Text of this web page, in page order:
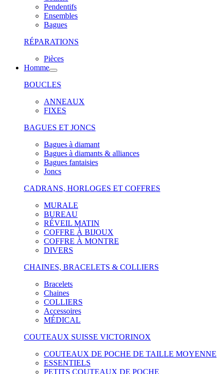
Pendentifs
Ensembles
Bagues
RÉPARATIONS
Pièces
Homme
BOUCLES
ANNEAUX
FIXES
BAGUES ET JONCS
Bagues à diamant
Bagues à diamants & alliances
Bagues fantaisies
Joncs
CADRANS, HORLOGES ET COFFRES
MURALE
BUREAU
RÉVEIL MATIN
COFFRE À BIJOUX
COFFRE À MONTRE
DIVERS
CHAINES, BRACELETS & COLLIERS
Bracelets
Chaines
COLLIERS
Accessoires
MÉDICAL
COUTEAUX SUISSE VICTORINOX
COUTEAUX DE POCHE DE TAILLE MOYENNE
ESSENTIELS
PETITS COUTEAUX DE POCHE